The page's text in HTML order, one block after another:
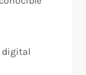
digital